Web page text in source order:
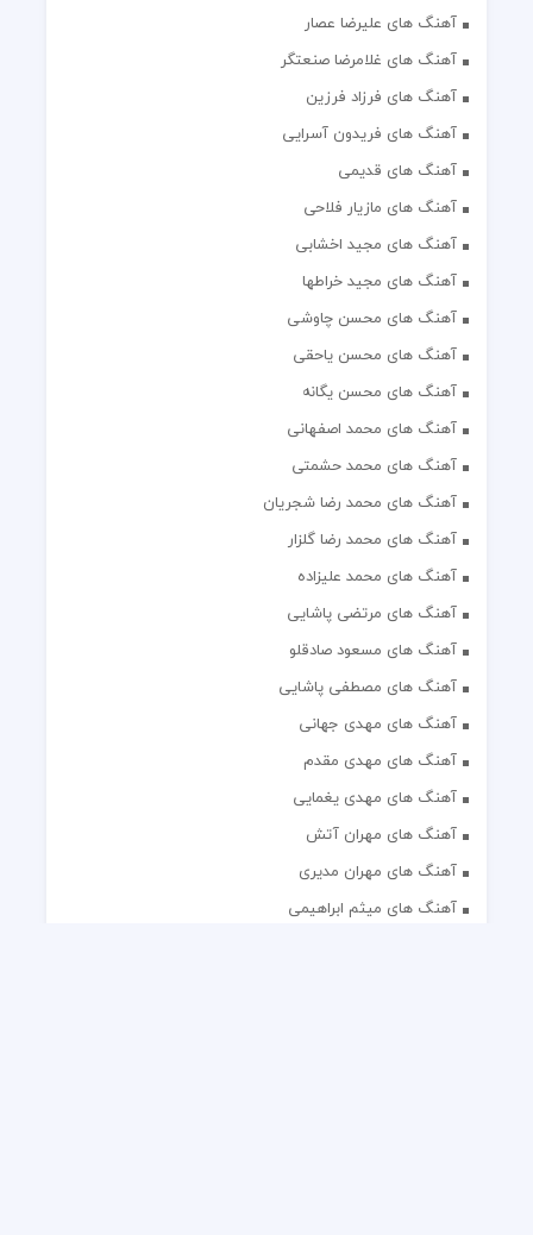
آهنگ های علیرضا عصار
آهنگ های غلامرضا صنعتگر
آهنگ های فرزاد فرزین
آهنگ های فریدون آسرایی
آهنگ های قدیمی
آهنگ های مازیار فلاحی
آهنگ های مجید اخشابی
آهنگ های مجید خراطها
آهنگ های محسن چاوشی
آهنگ های محسن یاحقی
آهنگ های محسن یگانه
آهنگ های محمد اصفهانی
آهنگ های محمد حشمتی
آهنگ های محمد رضا شجریان
آهنگ های محمد رضا گلزار
آهنگ های محمد علیزاده
آهنگ های مرتضی پاشایی
آهنگ های مسعود صادقلو
آهنگ های مصطفی پاشایی
آهنگ های مهدی جهانی
آهنگ های مهدی مقدم
آهنگ های مهدی یغمایی
آهنگ های مهران آتش
آهنگ های مهران مدیری
آهنگ های میثم ابراهیمی